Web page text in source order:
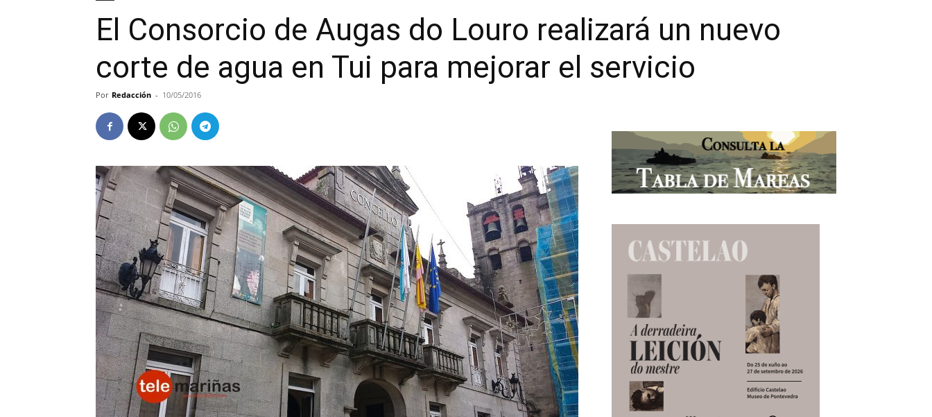
El Consorcio de Augas do Louro realizará un nuevo
corte de agua en Tui para mejorar el servicio
Por Redacción - 10/05/2016